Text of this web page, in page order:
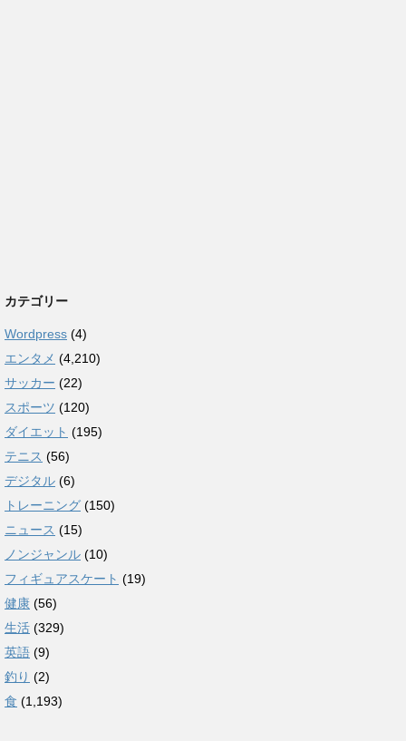
カテゴリー
Wordpress (4)
エンタメ (4,210)
サッカー (22)
スポーツ (120)
ダイエット (195)
テニス (56)
デジタル (6)
トレーニング (150)
ニュース (15)
ノンジャンル (10)
フィギュアスケート (19)
健康 (56)
生活 (329)
英語 (9)
釣り (2)
食 (1,193)